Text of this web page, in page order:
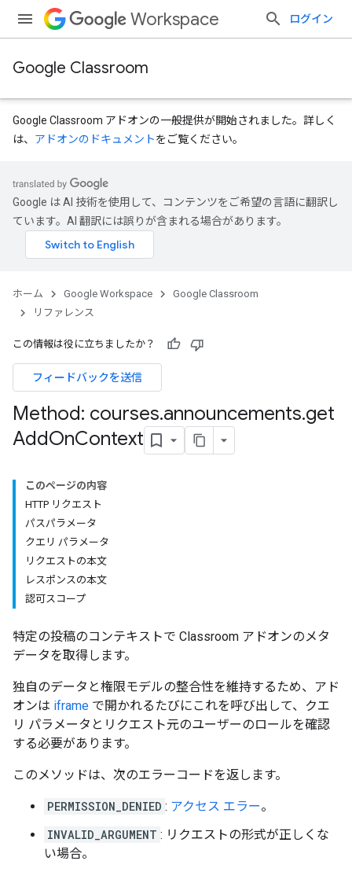
Workspace ログイン
Google Classroom
Google Classroom アドオンの一般提供が開始されました。詳しく
は、 アドオンのドキュメントをご覧ください。
Google は AI 技術を使用して、コンテンツをご希望の言語に翻訳し
ています。AI 翻訳には誤りが含まれる場合があります。
ホーム Google Workspace
Google Classroom
リファレンス
この情報は役に立ちましたか？
フィードバックを送信
Method: courses.announcements.get
AddOnContext
このページの内容
HTTP リクエスト
パスパラメータ
クエリ パラメータ
リクエストの本文
レスポンスの本文
認可スコープ
特定の投稿のコンテキストで Classroom アドオンのメタ
データを取得します。
独自のデータと権限モデルの整合性を維持するため、アド
オンは iframe で開かれるたびにこれを呼び出して、クエ
リ パラメータとリクエスト元のユーザーのロールを確認
する必要があります。
このメソッドは、次のエラーコードを返します。
PERMISSION_DENIED : アクセス エラー。
INVALID_ARGUMENT : リクエストの形式が正しくな
い場合。